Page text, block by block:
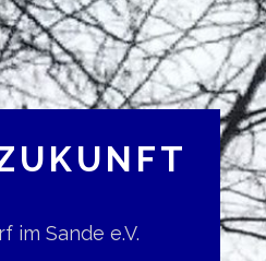
im Sande e.V.